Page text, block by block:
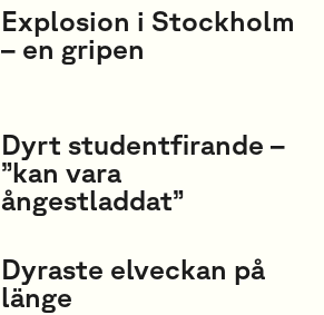
Explosion i Stockholm
– en gripen
Dyrt studentfirande –
”kan vara
ångestladdat”
Dyraste elveckan på
länge